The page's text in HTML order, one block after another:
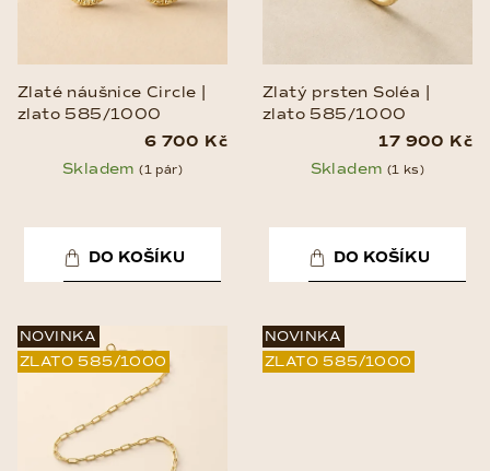
Zlaté náušnice Circle |
zlato 585/1000
6 700 Kč
Skladem(1 pár)
DO KOŠÍKU
Zlatý prsten Soléa |
zlato 585/1000
17 900 Kč
Skladem (1 ks)
DO KOŠÍKU
NOVINKA
ZLATO 585/1000
NOVINKA
ZLATO 585/1000